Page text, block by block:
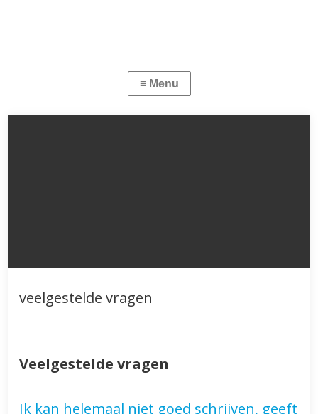
veelgestelde vragen
Veelgestelde vragen
Ik kan helemaal niet goed schrijven, geeft